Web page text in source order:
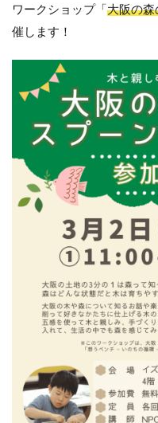
ワークショップ「大阪の
催します！